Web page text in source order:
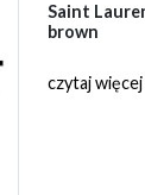
Saint
brown
czytaj więcej